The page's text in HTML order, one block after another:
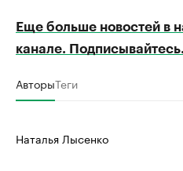
Еще больше новостей в
канале. Подписывайтесь.
АвторыТеги
Наталья Лысенко